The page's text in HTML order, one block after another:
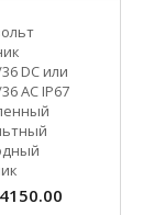
DC или
AC IP67